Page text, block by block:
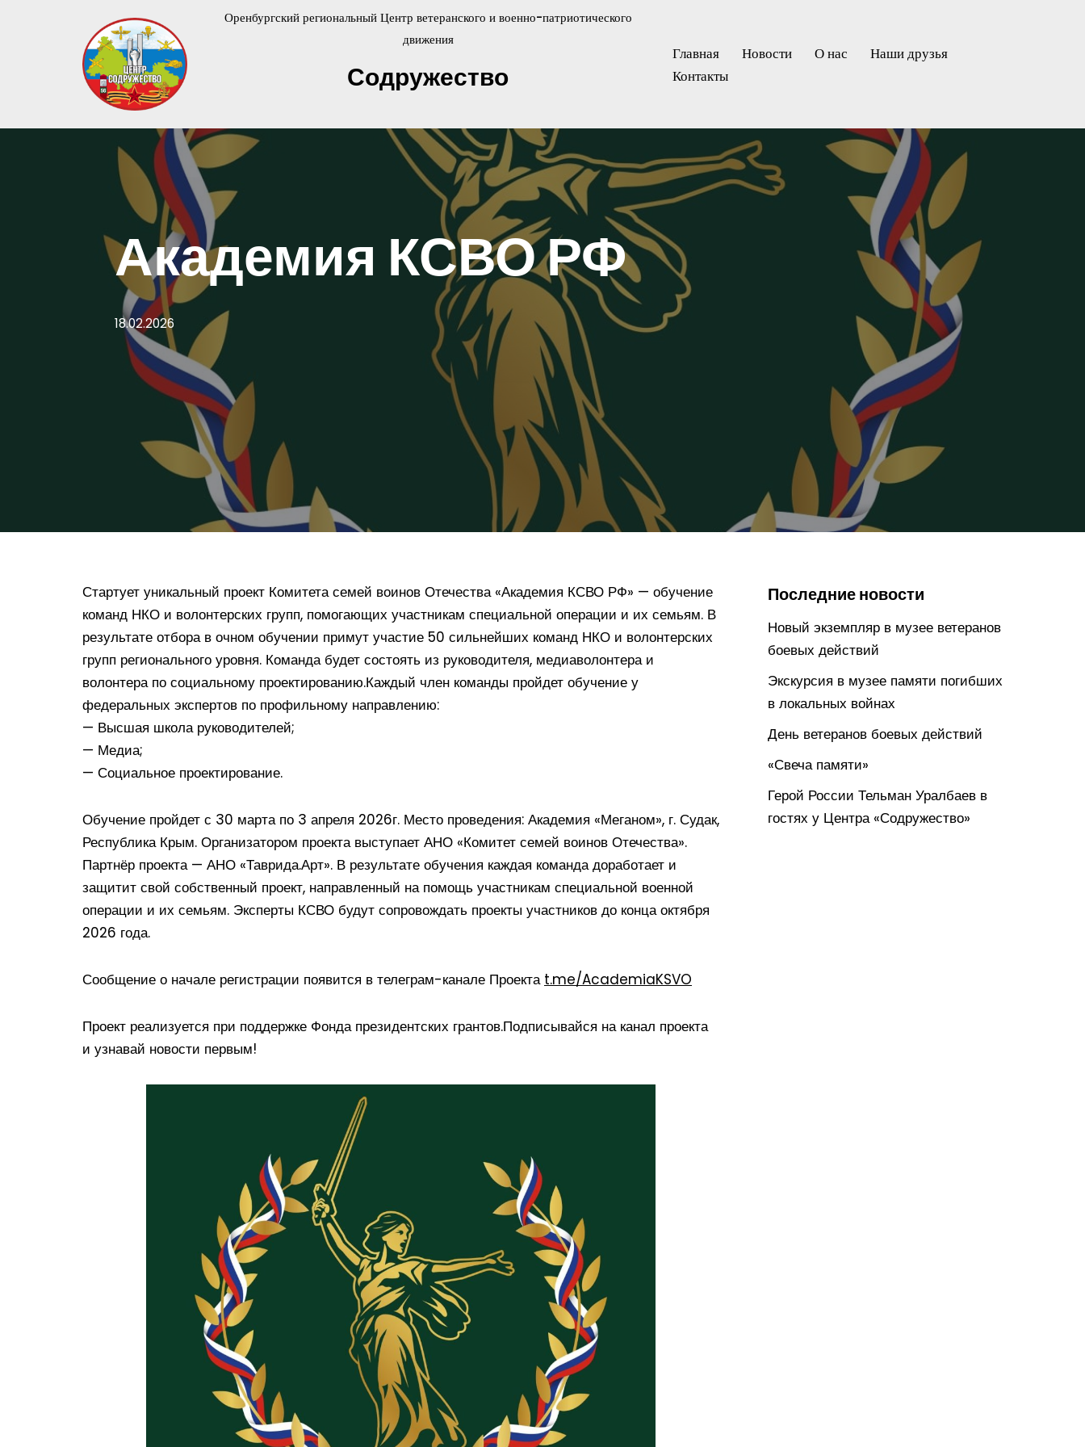
содержимому
Оренбургский региональный Центр ветеранского и военно-патриотического
движения
Содружество
Главная Новости О нас
Наши друзья
Контакты
Академия КСВО РФ
18.02.2026
Стартует уникальный проект Комитета семей воинов Отечества «Академия КСВО РФ» — обучение
команд НКО и волонтерских групп, помогающих участникам специальной операции и их семьям. В
результате отбора в очном обучении примут участие 50 сильнейших команд НКО и волонтерских
групп регионального уровня. Команда будет состоять из руководителя, медиаволонтера и
волонтера по социальному проектированию.Каждый член команды пройдет обучение у
федеральных экспертов по профильному направлению:
— Высшая школа руководителей;
— Медиа;
— Социальное проектирование.
Обучение пройдет с 30 марта по 3 апреля 2026г. Место проведения: Академия «Меганом», г. Судак,
Республика Крым. Организатором проекта выступает АНО «Комитет семей воинов Отечества».
Партнёр проекта — АНО «Таврида.Арт». В результате обучения каждая команда доработает и
защитит свой собственный проект, направленный на помощь участникам специальной военной
операции и их семьям. Эксперты КСВО будут сопровождать проекты участников до конца октября
2026 года.
Сообщение о начале регистрации появится в телеграм-канале Проекта t.me/AcademiaKSVO
Проект реализуется при поддержке Фонда президентских грантов.Подписывайся на канал проекта
и узнавай новости первым!
Последние новости
Новый экземпляр в музее ветеранов
боевых действий
Экскурсия в музее памяти погибших
в локальных войнах
День ветеранов боевых действий
«Свеча памяти»
Герой России Тельман Уралбаев в
гостях у Центра «Содружество»